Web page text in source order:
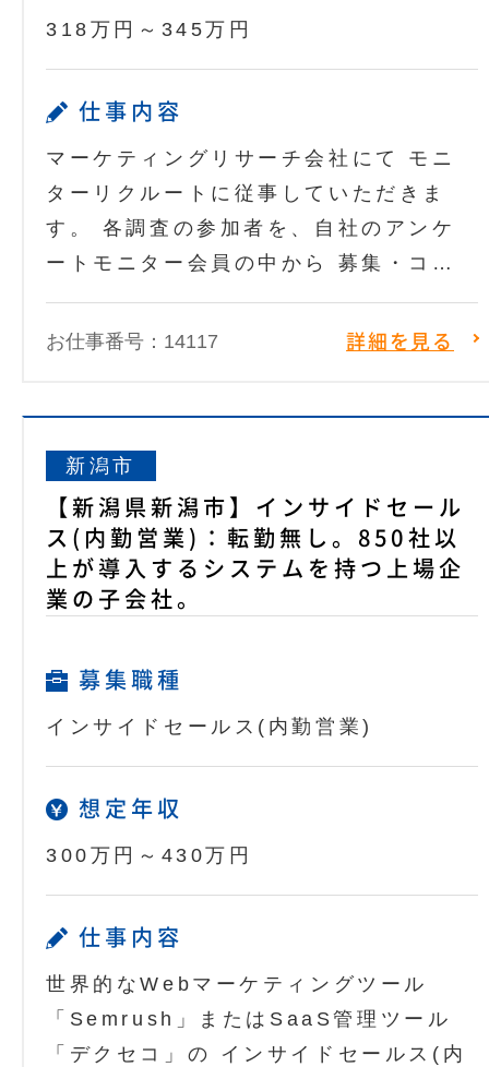
318万円～345万円
仕事内容
マーケティングリサーチ会社にて モニ
ターリクルートに従事していただきま
す。 各調査の参加者を、自社のアンケ
ートモニター会員の中から 募集・コ…
お仕事番号：14117 詳細を見る
新潟市
【新潟県新潟市】インサイドセール
ス(内勤営業)：転勤無し。850社以
上が導入するシステムを持つ上場企
業の子会社。
募集職種
インサイドセールス(内勤営業)
想定年収
300万円～430万円
仕事内容
世界的なWebマーケティングツール
「Semrush」またはSaaS管理ツール
「デクセコ」の インサイドセールス(内